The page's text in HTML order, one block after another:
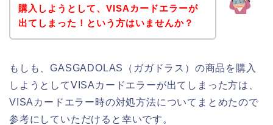
購入しようとして、VISAカードエラーが
出てしまった！という方はいませんか？
もしも、GASGADOLAS（ガガドラス）の商品を購入
しようとしてVISAカードエラーが出てしまった方は、
VISAカードエラー時の対処方法についてまとめたので
参考にしていただけると幸いです。